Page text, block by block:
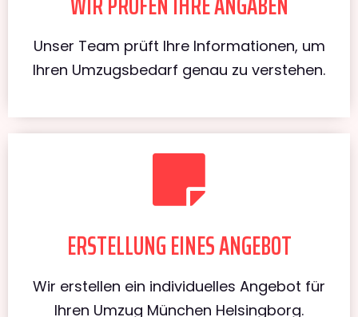
Unser Team prüft Ihre Informationen, um
Ihren Umzugsbedarf genau zu verstehen.
ERSTELLUNG EINES ANGEBOT
Wir erstellen ein individuelles Angebot für
Ihren Umzug München Helsingborg.